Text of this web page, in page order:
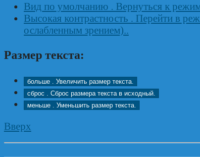
Вид по умолчанию . Вернуться к
Высокая контрастность . Перейти в
ослабленным зрением)..
Размер текста:
больше
. Увеличить размер текста.
сброс
. Сброс размера текста в исходный.
меньше
. Уменьшить размер текста.
Вверх